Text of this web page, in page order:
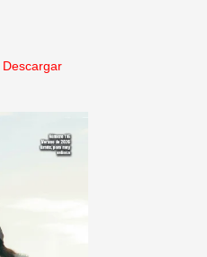
Descargar